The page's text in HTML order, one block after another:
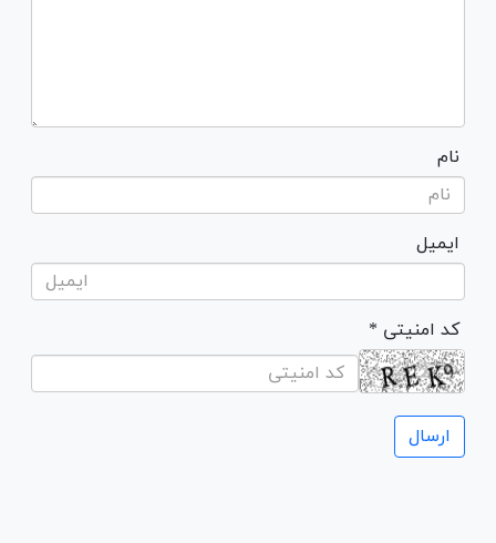
نام
ایمیل
* کد امنیتی